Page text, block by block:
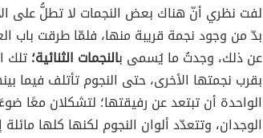
لفت نظري أنّ هناك بعض النجمات لا تطلُّ على
بدّ من وجود نجمة قريبة منها، فلمّا طرقت باب
عن ذلك، وجدتُ ما يُسمى بالنجمات الثنائية؛تلك
بقرب نجمتها الأخرى، حتى النجوم تأتلف فيما
الواحدة أن تبتعد عن رفيقتها؛ لتشكلان معًا
الوجدان، وتتعدّد ألوان النجوم لكنها كلها